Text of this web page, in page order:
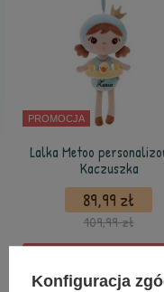
PROMOCJA
Lalka Metoo
Kaczuszka
89,99 zł
109,99 zł
Konfiguracja